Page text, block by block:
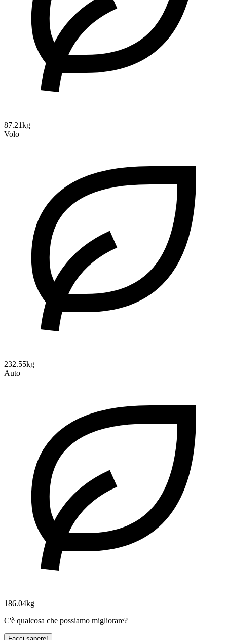
87.21kg
Volo
232.55kg
Auto
186.04kg
C'è qualcosa che possiamo migliorare?